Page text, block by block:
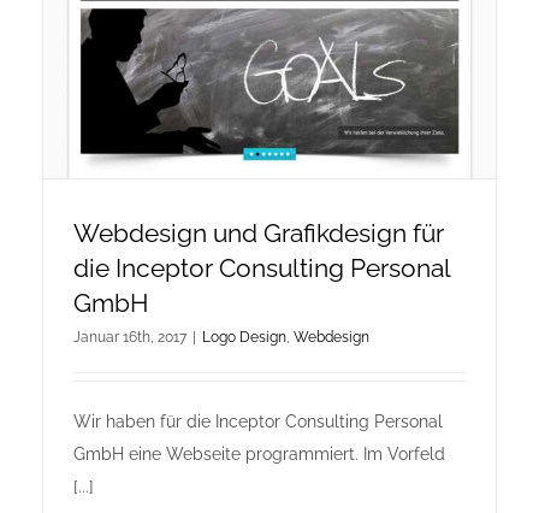
Onlineshop Angebote
Datenschutzerklärung
Impressum
Webdesign und Grafikdesign für
die Inceptor Consulting Personal
GmbH
Januar 16th, 2017 | Logo Design, Webdesign
Wir haben für die Inceptor Consulting Personal
GmbH eine Webseite programmiert. Im Vorfeld
[...]